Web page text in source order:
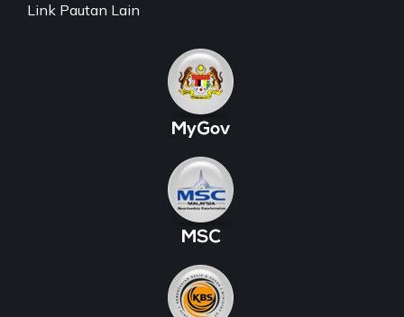
Link Pautan Lain